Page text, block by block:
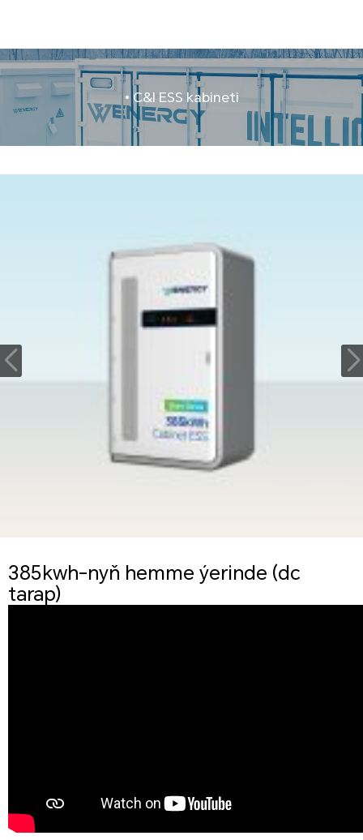
• C&I ESS kabineti
385kwh-nyň hemme ýerinde (dc
tarap)